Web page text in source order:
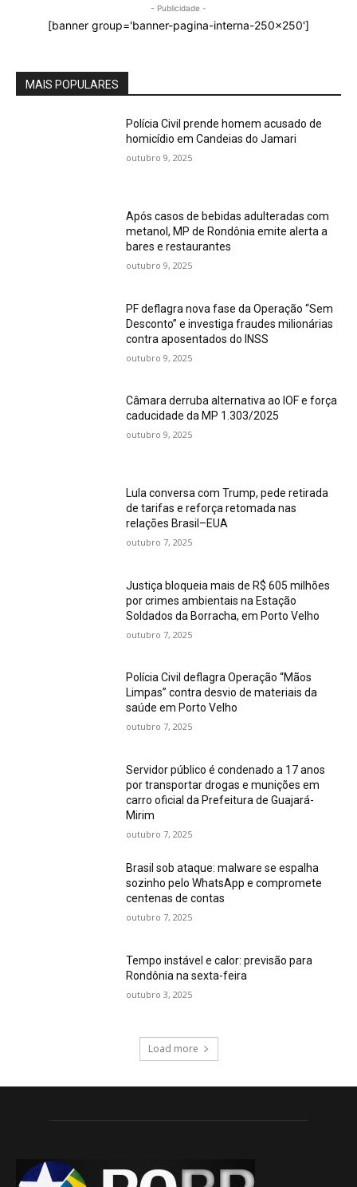
- Publicidade -
[banner group='banner-pagina-interna-250x250']
MAIS POPULARES
Polícia Civil prende homem acusado de
homicídio em Candeias do Jamari
outubro 9, 2025
Após casos de bebidas adulteradas com
metanol, MP de Rondônia emite alerta a
bares e restaurantes
outubro 9, 2025
PF deflagra nova fase da Operação “Sem
Desconto” e investiga fraudes milionárias
contra aposentados do INSS
outubro 9, 2025
Câmara derruba alternativa ao IOF e força
caducidade da MP 1.303/2025
outubro 9, 2025
Lula conversa com Trump, pede retirada
de tarifas e reforça retomada nas
relações Brasil–EUA
outubro 7, 2025
Justiça bloqueia mais de R$ 605 milhões
por crimes ambientais na Estação
Soldados da Borracha, em Porto Velho
outubro 7, 2025
Polícia Civil deflagra Operação “Mãos
Limpas” contra desvio de materiais da
saúde em Porto Velho
outubro 7, 2025
Servidor público é condenado a 17 anos
por transportar drogas e munições em
carro oficial da Prefeitura de Guajará-
Mirim
outubro 7, 2025
Brasil sob ataque: malware se espalha
sozinho pelo WhatsApp e compromete
centenas de contas
outubro 7, 2025
Tempo instável e calor: previsão para
Rondônia na sexta-feira
outubro 3, 2025
Load more